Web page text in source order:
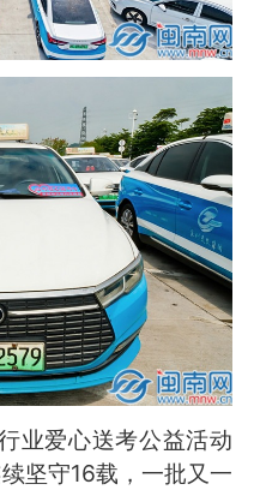
爱心送考公益活动
坚守16载，一批又一